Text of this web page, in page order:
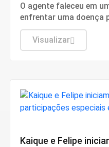
O agente faleceu em
enfrentar uma doença
quatro filhos e uma
futebol.
Visualizar
Kaique e Felipe